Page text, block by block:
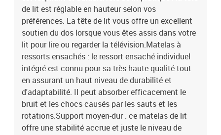
de lit est réglable en hauteur selon vos
préférences. La tête de lit vous offre un excellent
soutien du dos lorsque vous êtes assis dans votre
lit pour lire ou regarder la télévision.Matelas à
ressorts ensachés : le ressort ensaché individuel
intégré est connu pour sa très haute qualité tout
en assurant un haut niveau de durabilité et
d'adaptabilité. Il peut absorber efficacement le
bruit et les chocs causés par les sauts et les
rotations.Support moyen-dur : ce matelas de lit
offre une stabilité accrue et juste le niveau de